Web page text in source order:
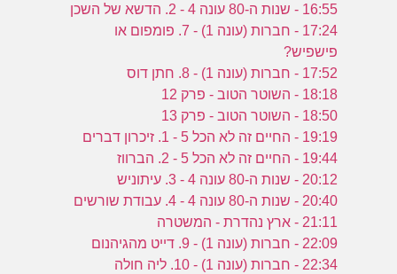
16:55 - שנות ה-80 עונה 4 - 2. הדשא של השכן
17:24 - חברות (עונה 1) - 7. פומפום או
פישפיש?
17:52 - חברות (עונה 1) - 8. חתן דוס
18:18 - השוטר הטוב - פרק 12
18:50 - השוטר הטוב - פרק 13
19:19 - החיים זה לא הכל 5 - 1. זיכרון דברים
19:44 - החיים זה לא הכל 5 - 2. הברווז
20:12 - שנות ה-80 עונה 4 - 3. עיתוניש
20:40 - שנות ה-80 עונה 4 - 4. עבודת שורשים
21:11 - ארץ נהדרת - המשטרה
22:09 - חברות (עונה 1) - 9. דייט מהגיהנום
22:34 - חברות (עונה 1) - 10. ליה חולה